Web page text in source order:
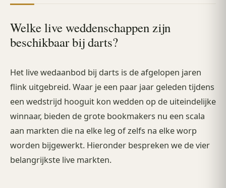
Welke live weddenschappen zijn
beschikbaar bij darts?
Het live wedaanbod bij darts is de afgelopen jaren
flink uitgebreid. Waar je een paar jaar geleden tijdens
een wedstrijd hooguit kon wedden op de uiteindelijke
winnaar, bieden de grote bookmakers nu een scala
aan markten die na elke leg of zelfs na elke worp
worden bijgewerkt. Hieronder bespreken we de vier
belangrijkste live markten.